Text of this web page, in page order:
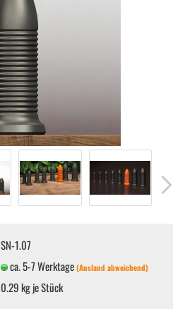
SN-1.07
ca. 5-7 Werktage(Ausland abweichend)
0.29kg je Stück